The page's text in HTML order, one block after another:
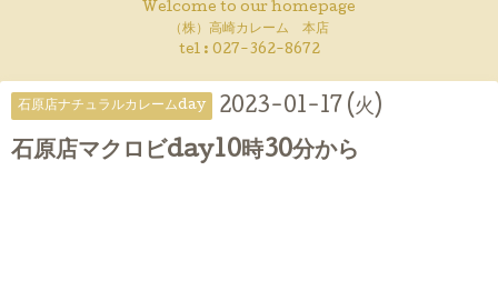
Welcome to our homepage
（株）高崎カレーム 本店
tel : 027-362-8672
石原店ナチュラルカレームday 2023-01-17 (火)
石原店マクロビday10時30分から